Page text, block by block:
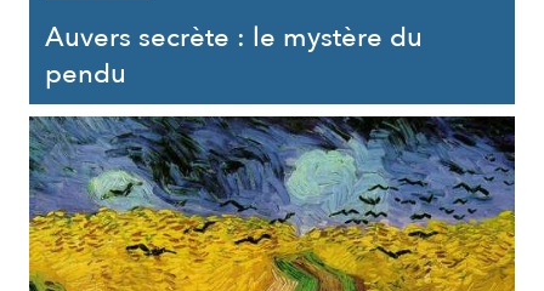
Auvers secrète : le mystère du
pendu